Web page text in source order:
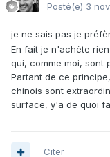
Posté(e) 3
je ne sais pas je
En fait je n'achète
qui, comme moi, sont
Partant de ce
chinois sont
surface, y'a de quoi
Citer